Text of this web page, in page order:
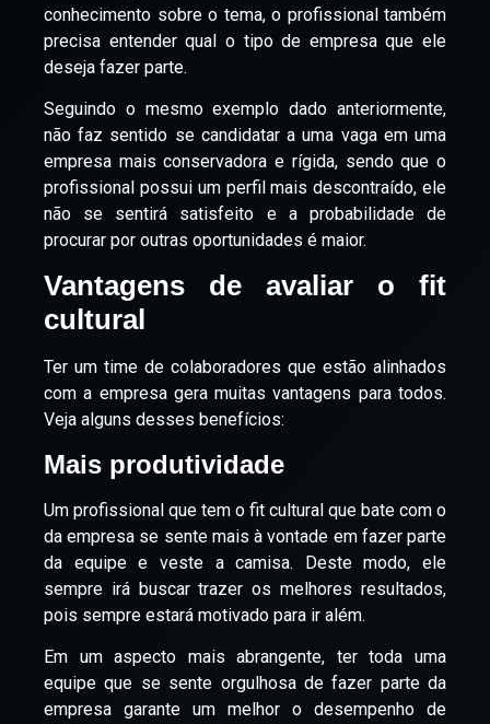
conhecimento sobre o tema, o profissional também
precisa entender qual o tipo de empresa que ele
deseja fazer parte.
Seguindo o mesmo exemplo dado anteriormente,
não faz sentido se candidatar a uma vaga em uma
empresa mais conservadora e rígida, sendo que o
profissional possui um perfil mais descontraído, ele
não se sentirá satisfeito e a probabilidade de
procurar por outras oportunidades é maior.
Vantagens de avaliar o fit
cultural
Ter um time de colaboradores que estão alinhados
com a empresa gera muitas vantagens para todos.
Veja alguns desses benefícios:
Mais produtividade
Um profissional que tem o fit cultural que bate com o
da empresa se sente mais à vontade em fazer parte
da equipe e veste a camisa. Deste modo, ele
sempre irá buscar trazer os melhores resultados,
pois sempre estará motivado para ir além.
Em um aspecto mais abrangente, ter toda uma
equipe que se sente orgulhosa de fazer parte da
empresa garante um melhor o desempenho de